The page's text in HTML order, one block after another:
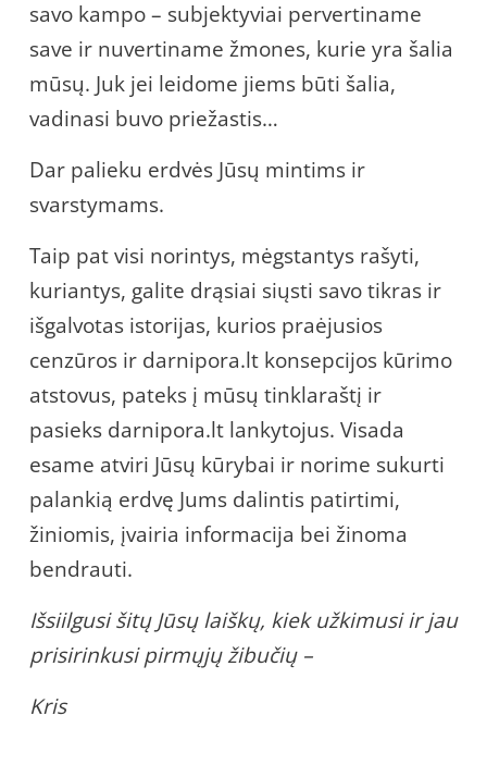
savo kampo – subjektyviai pervertiname
save ir nuvertiname žmones, kurie yra šalia
mūsų. Juk jei leidome jiems būti šalia,
vadinasi buvo priežastis…
Dar palieku erdvės Jūsų mintims ir
svarstymams.
Taip pat visi norintys, mėgstantys rašyti,
kuriantys, galite drąsiai siųsti savo tikras ir
išgalvotas istorijas, kurios praėjusios
cenzūros ir darnipora.lt konsepcijos kūrimo
atstovus, pateks į mūsų tinklaraštį ir
pasieks darnipora.lt lankytojus. Visada
esame atviri Jūsų kūrybai ir norime sukurti
palankią erdvę Jums dalintis patirtimi,
žiniomis, įvairia informacija bei žinoma
bendrauti.
Išsiilgusi šitų Jūsų laiškų, kiek užkimusi ir jau
prisirinkusi pirmųjų žibučių –
Kris